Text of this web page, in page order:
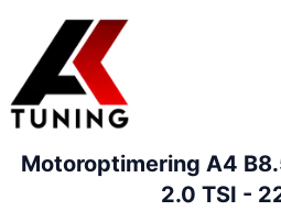
Motoroptimering A4
2.0 TSI -